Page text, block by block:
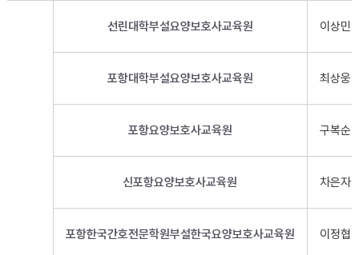
선린대학부설요양보호사교육원 이상민
포항대학부설요양보호사교육원 최상웅
포항요양보호사교육원 구복순
신포항요양보호사교육원 차은자
포항한국간호전문학원부설한국요양보호사교육원 이정협